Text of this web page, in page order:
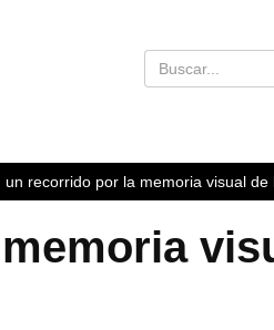
Buscar
un recorrido por la memoria visual de